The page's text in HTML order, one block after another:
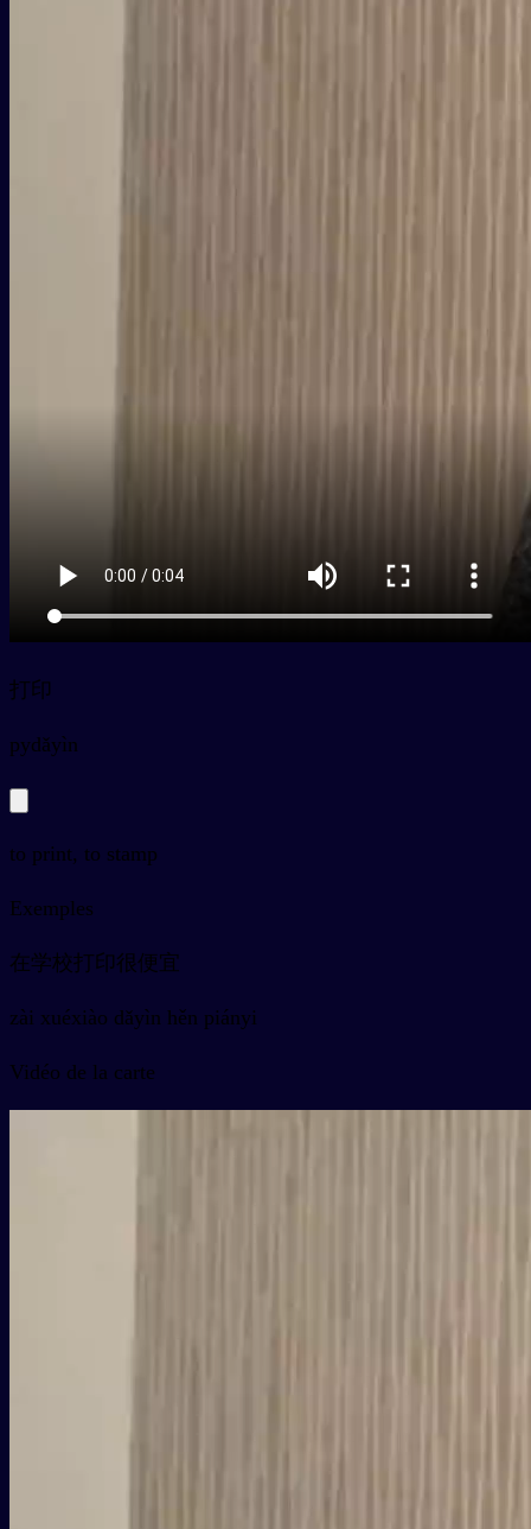
打印
pydǎyìn
to print, to stamp
Exemples
在学校打印很便宜
zài xuéxiào dǎyìn hěn piányi
Vidéo de la carte